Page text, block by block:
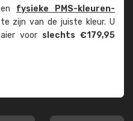
fysieke PMS-kleuren­
zijn van de juiste kleur. U
voor slechts €179,95